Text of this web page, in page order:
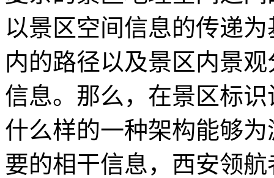
以景区空间信息的传递
内的路径以及景区内景
信息。那么，在景区标
什么样的一种架构能够
要的相干信息，西安领